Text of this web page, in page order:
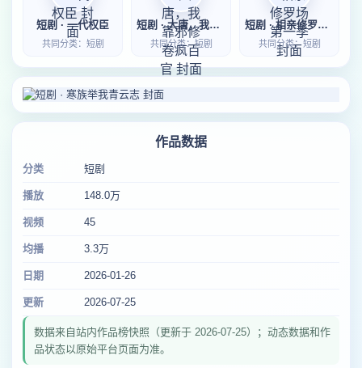
短剧 · 一代权臣
共同分类：短剧
短剧 · 大唐，我靠邪修卷疯百官
共同分类：短剧
短剧 · 相亲修罗场第一季
共同分类：短剧
作品数据
分类 短剧
播放 148.0万
视频 45
均播 3.3万
日期 2026-01-26
更新 2026-07-25
数据来自站内作品榜快照（更新于 2026-07-25）；动态数据和作
品状态以原始平台页面为准。